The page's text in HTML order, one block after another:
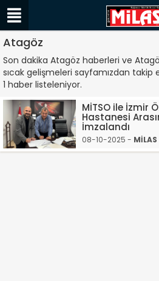
Atagöz
Son dakika Atagöz haberleri ve
sıcak gelişmeleri sayfamızdan takip
1 haber listeleniyor.
MİTSO ile İzmir
Hastanesi
İmzalandı
08-10-2025 - MİLAS